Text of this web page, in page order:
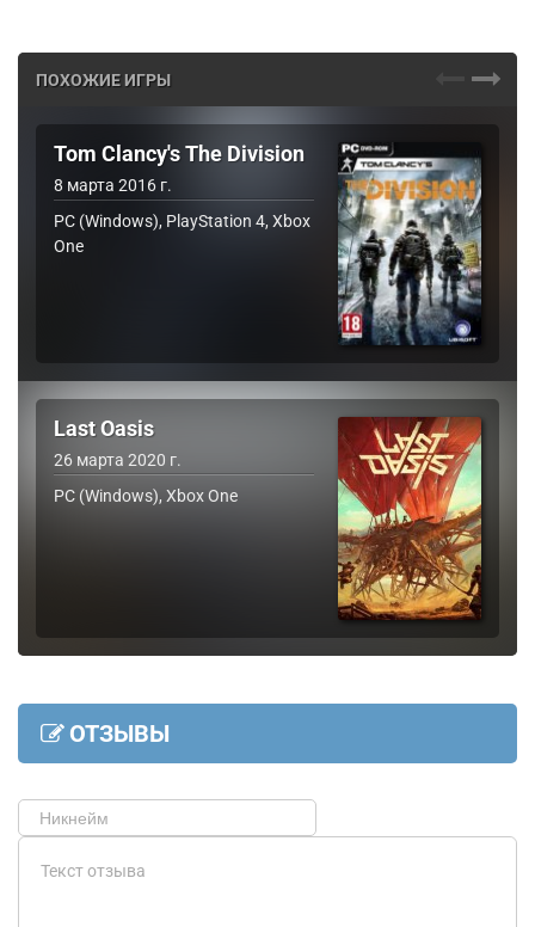
ПОХОЖИЕ ИГРЫ
Tom Clancy's The Division
8 марта 2016 г.
PC (Windows), PlayStation 4, Xbox
One
Last Oasis
26 марта 2020 г.
PC (Windows), Xbox One
ОТЗЫВЫ